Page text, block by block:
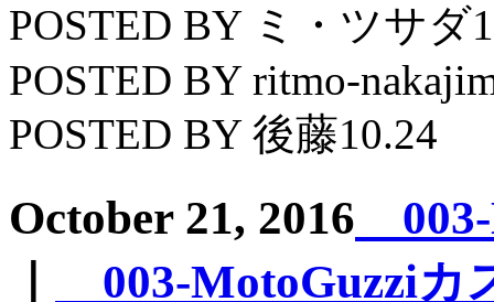
POSTED BY ミ・ツサダ
POSTED BY ritmo-
POSTED BY 後藤10.24
October 21, 2016 003-
003-MotoGuzziカ